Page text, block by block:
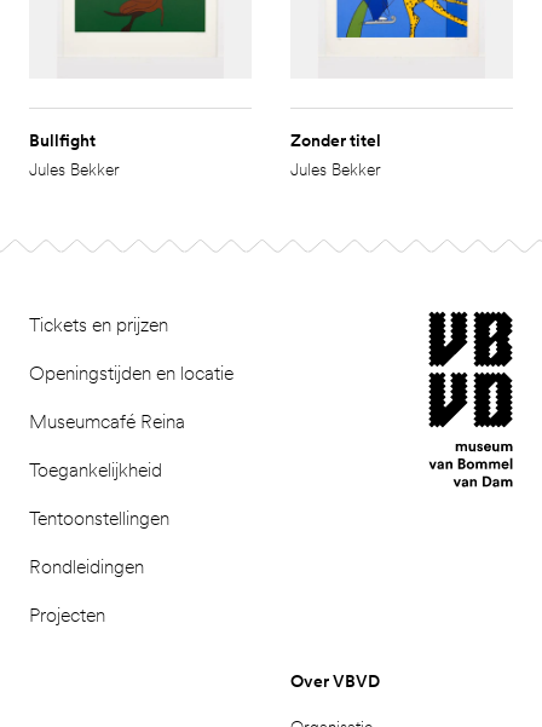
Bullfight
Jules Bekker
Zonder titel
Jules Bekker
Tickets en prijzen
Openingstijden en locatie
Museumcafé Reina
Toegankelijkheid
Tentoonstellingen
Rondleidingen
Projecten
museum van
Over VBVD